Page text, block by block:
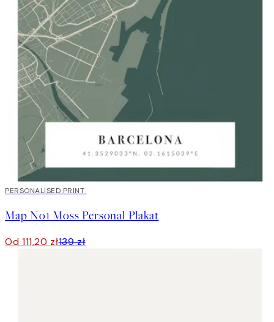
20%*
PERSONALISED PRINT
Map No1 Moss Personal Plakat
Od 111,20 zł139 zł